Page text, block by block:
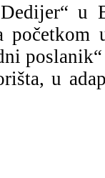
u
početkom
u